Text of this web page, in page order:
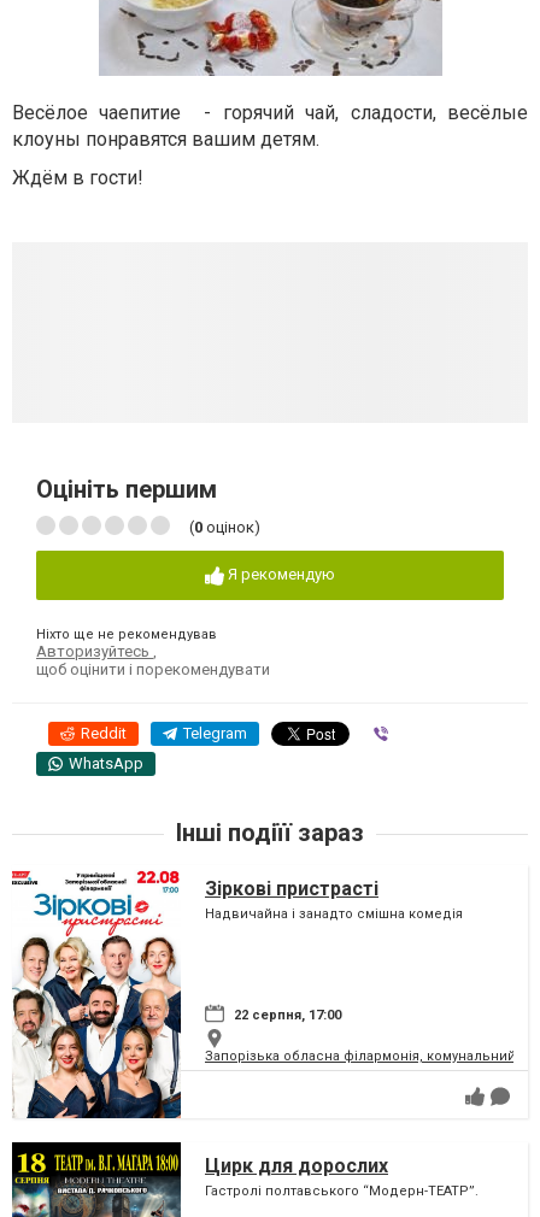
Весёлое чаепитие - горячий чай, сладости, весёлые
клоуны понравятся вашим детям.
Ждём в гости!
Оцініть першим
(0 оцінок)
Я рекомендую
Ніхто ще не рекомендував
Авторизуйтесь
щоб оцінити і порекомендувати
Reddit Telegram
WhatsApp
Інші подіїї зараз
Зіркові пристрасті
Надвичайна і занадто смішна комедія
22 серпня, 17:00
Запорізька обласна філармонія, комунальний
Цирк для дорослих
Гастролі полтавського “Модерн-ТЕАТР”.